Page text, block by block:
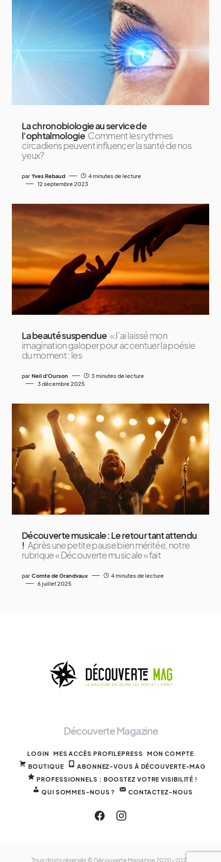
La chronobiologie au service de
l’ophtalmologie Comment les rythmes
circadiens peuvent influencer la santé de nos
yeux?
par Yves Rebaud
4 minutes de lecture
12 septembre 2023
La beauté suspendue « J’ai laissé mon
imagination galoper pour accentuer la poésie
du moment : les
par Neil d'Ourson
3 minutes de lecture
3 décembre 2025
Découverte musicale : Le retour tant attendu
! Après une petite pause bien méritée, notre
rubrique « Découverte musicale » fait
par Comte de Grandvaux
4 minutes de lecture
6 juillet 2025
Découverte Magazine
LOGIN MES ACCÈS PROFILEPRESS MON COMPTE
BOUTIQUE
ABONNEZ-VOUS À DÉCOUVERTE-MAG
PROFESSIONNELS : BOOSTEZ VOTRE VISIBILITÉ !
QUI SOMMES-NOUS ?
CONTACTEZ-NOUS
Tous droits réservés © Découverte Magazine 2020-2025